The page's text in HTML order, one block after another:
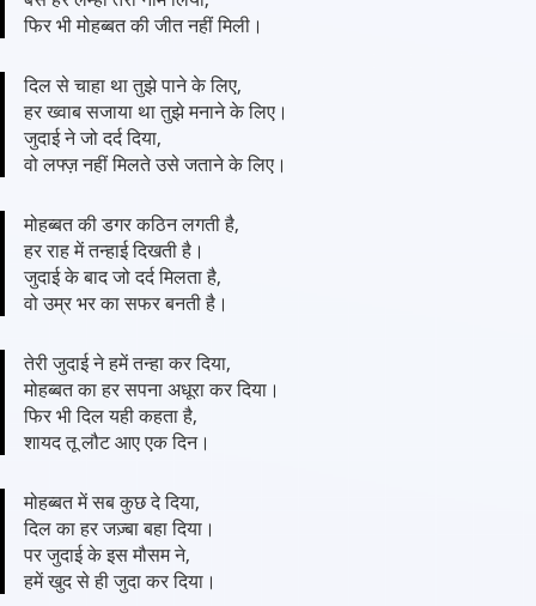
फिर भी मोहब्बत की जीत नहीं मिली।
दिल से चाहा था तुझे पाने के लिए,
हर ख्वाब सजाया था तुझे मनाने के लिए।
जुदाई ने जो दर्द दिया,
वो लफ्ज़ नहीं मिलते उसे जताने के लिए।
मोहब्बत की डगर कठिन लगती है,
हर राह में तन्हाई दिखती है।
जुदाई के बाद जो दर्द मिलता है,
वो उम्र भर का सफर बनती है।
तेरी जुदाई ने हमें तन्हा कर दिया,
मोहब्बत का हर सपना अधूरा कर दिया।
फिर भी दिल यही कहता है,
शायद तू लौट आए एक दिन।
मोहब्बत में सब कुछ दे दिया,
दिल का हर जज़्बा बहा दिया।
पर जुदाई के इस मौसम ने,
हमें खुद से ही जुदा कर दिया।